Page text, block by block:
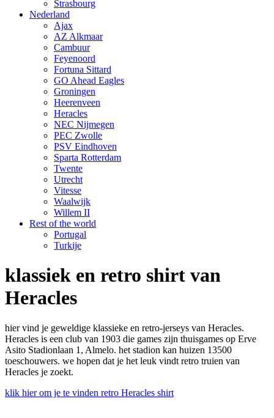
Strasbourg
Nederland
Ajax
AZ Alkmaar
Cambuur
Feyenoord
Fortuna Sittard
GO Ahead Eagles
Groningen
Heerenveen
Heracles
NEC Nijmegen
PEC Zwolle
PSV Eindhoven
Sparta Rotterdam
Twente
Utrecht
Vitesse
Waalwijk
Willem II
Rest of the world
Portugal
Turkije
klassiek en retro shirt van
Heracles
hier vind je geweldige klassieke en retro-jerseys van Heracles.
Heracles is een club van 1903 die games zijn thuisgames op Erve
Asito Stadionlaan 1, Almelo. het stadion kan huizen 13500
toeschouwers. we hopen dat je het leuk vindt retro truien van
Heracles je zoekt.
klik hier om je te vinden retro Heracles shirt